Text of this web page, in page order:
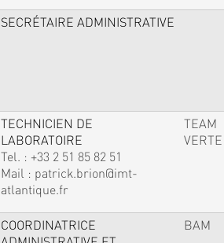
SECRÉTAIRE ADMINISTRATIVE
TECHNICIEN DE
LABORATOIRE
Tel. : +33 2 51 85 82 51
Mail : patrick.brion@imt-
atlantique.fr
TEAM
VERTE
COORDINATRICE
BAM